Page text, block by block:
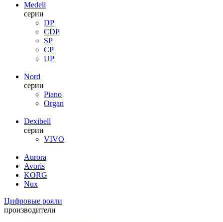
Medeli
серии
DP
CDP
SP
CP
UP
Nord
серии
Piano
Organ
Dexibell
серии
VIVO
Aurora
Avoris
KORG
Nux
Цифровые рояли
производители